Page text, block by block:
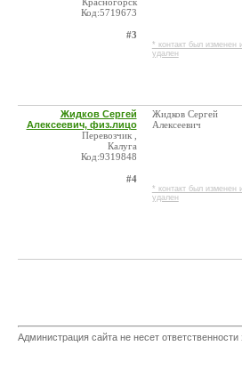
Код:5719673
#3
* контакт был изменен
удален
Жидков Сергей
Алексеевич, физ.лицо
Перевозчик ,
Калуга
Код:9319848
#4
Жидков Сергей
Алексеевич
* контакт был изменен
удален
Администрация сайта не несет